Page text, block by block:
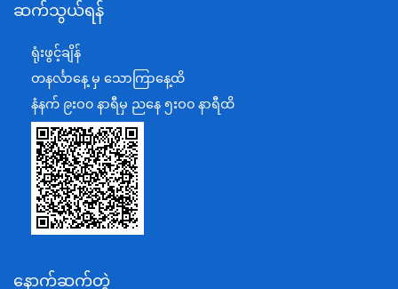
စီမံကိန်း၊ဘဏ္ဍာရေးနှင့်စက်မှုဝန်ကြီးဌာန
အပြည်ပြည်ဆိုင်ရာပူးပေါင်းဆောင်ရွက်ရေးဝန်ကြီးဌာန
ပြန်ကြားရေးဝန်ကြီးဌာန
သာသနာရေးနှင့် ယဉ်ကျေးမှုဝန်ကြီးဌာန
စိုက်ပျိုးရေး၊မွေးမြူရေးနှင့်ဆည်မြောင်းဝန်ကြီးဌာန
ပို့ဆောင်ရေးနှင့်ဆက်သွယ်ရေးဝန်ကြီးဌာန
သယံဇာတနှင့်ပတ်ဝန်းကျင်ထိန်းသိမ်းရေးဝန်ကြီးဌာန
အလုပ်သမား၊လူဝင်မှုကြီးကြပ်ရေးနှင့်ပြည်သူ့အင်အား
ဆက်သွယ်ရန်
ရုံးဖွင့်ချိန်
တနင်္လာနေ့ မှ သောကြာနေ့ထိ
နံနက် ၉းဝ၀ နာရီမှ ညနေ ၅းဝ၀ နာရီထိ
နောက်ဆက်တွဲ